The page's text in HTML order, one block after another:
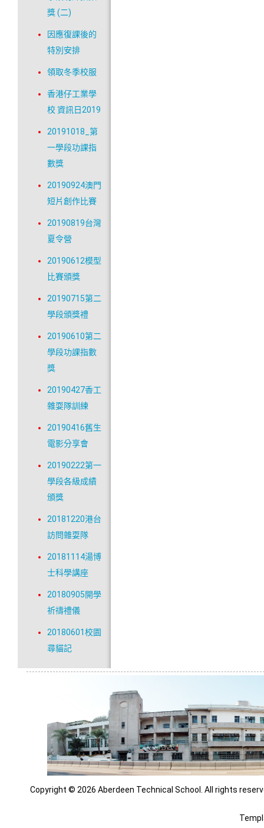
獎 (二)
因應復課後的
特別安排
領取冬季校服
香港仔工業學
校 資訊日2019
20191018_第
一學段功課指
數獎
20190924澳門
短片創作比賽
20190819台灣
夏令營
20190612模型
比賽頒獎
20190715第二
學段頒獎禮
20190610第二
學段功課指數
獎
20190427香工
雜耍隊訓練
20190416舊生
電影分享會
20190222第一
學段各級成績
頒獎
20181220港台
訪問雜耍隊
20181114湯博
士科學講座
20180905開學
祈禱禮儀
20180601校園
尋貓記
Copyright © 2026 Aberdeen Technical School. All rights